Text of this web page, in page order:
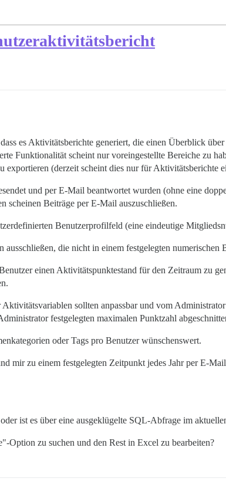
es Aktivitätsberichte generiert, die einen Überblick
Funktionalität scheint nur voreingestellte Bereiche zu
(derzeit scheint dies nur für Aktivitätsberichte
und per E-Mail beantwortet wurden (ohne eine
scheinen Beiträge per E-Mail auszuschließen.
Benutzerprofilfeld (eine eindeutige
die nicht in einem festgelegten numerischen
einen Aktivitätspunktestand für den Zeitraum zu
sollten anpassbar und vom
festgelegten maximalen Punktzahl
oder Tags pro Benutzer wünschenswert.
mir zu einem festgelegten Zeitpunkt jedes Jahr per E-
ist es über eine ausgeklügelte SQL-Abfrage im
Option zu suchen und den Rest in Excel zu bearbeiten?